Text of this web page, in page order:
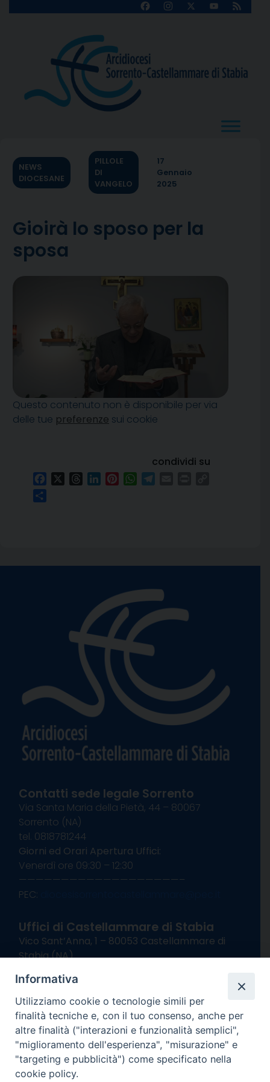
FacebookInstagram
X
YouTube
Feed
NEWS
DIOCESANE
PILLOLE
DI
VANGELO
17
Gennaio
2025
Gioirà lo sposo per la
sposa
Questo contenuto non è disponibile per via
delle tue preferenze sui cookie
condividi su
FacebookThreadsLinkedInPinterestWhatsApp
Contatti sede legale Sorrento
Via Santa Maria della Pietà, 44 – 80067
Sorrento (NA)
tel. 0818781244
Giorni ed Orari Apertura Uffici:
Venerdì ore 09:30 – 12:30
———————————————————–
PEC:
Uffici di Castellammare di Stabia
Vico Sant’Anna, 1 – 80053 Castellammare di
Stabia (NA)
Giorni ed Orari Apertura Uffici:
Lunedì e Mercoledì ore 09:00 – 13:00
Uffici Matrimoni:
Lunedì e Mercoledì ore 09:30 – 12:30
seguici su
Informativa
Utilizziamo cookie o tecnologie simili per
finalità tecniche e, con il tuo consenso, anche per
altre finalità ("interazioni e funzionalità semplici",
"miglioramento dell'esperienza", "misurazione" e
"targeting e pubblicità") come specificato nella
cookie policy.